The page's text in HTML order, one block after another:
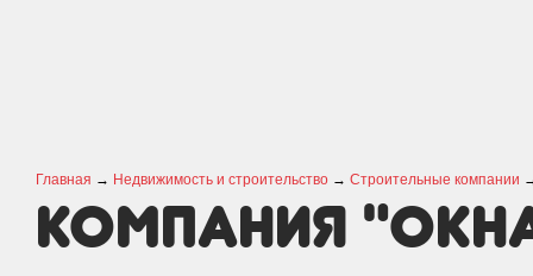
Главная → Недвижимость и строительство → Строительные компании
Компания